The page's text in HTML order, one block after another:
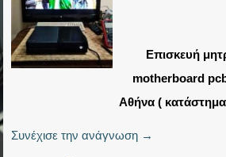
Επισκευή
motherboard
Αθήνα (
Συνέχισε την ανάγνωση →